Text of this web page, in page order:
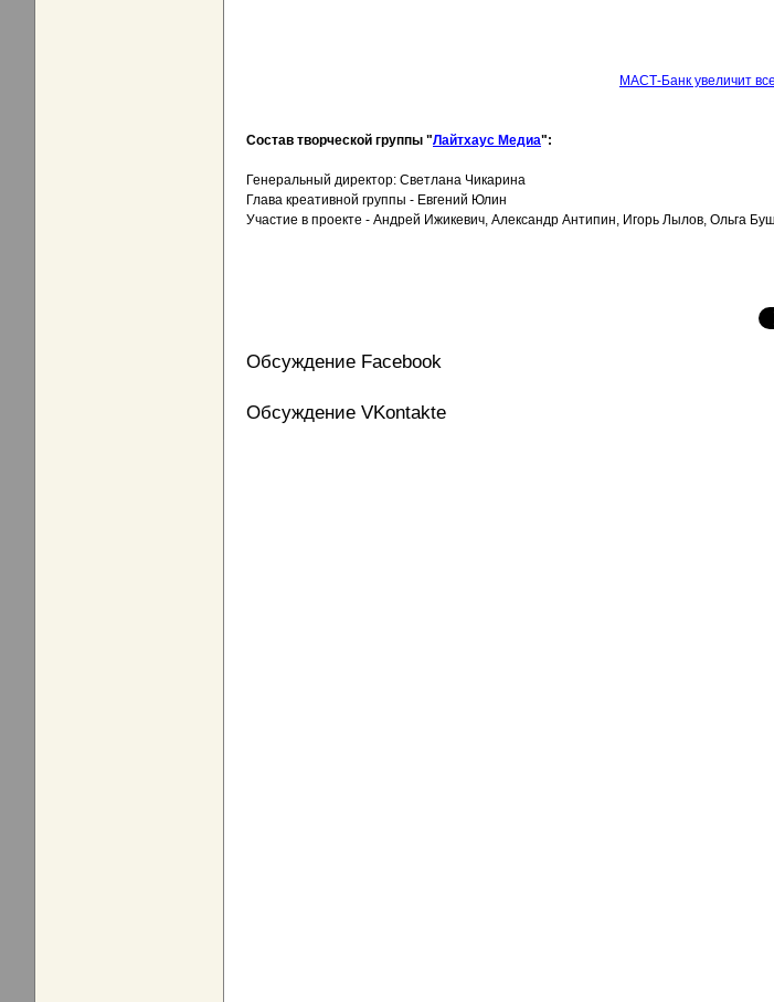
МАСТ-Банк увеличит все
Состав творческой группы "Лайтхаус Медиа":
Генеральный директор: Светлана Чикарина
Глава креативной группы - Евгений Юлин
Участие в проекте - Андрей Ижикевич, Александр Антипин, Игорь Лылов, Ольга
Обсуждение Facebook
Обсуждение VKontakte